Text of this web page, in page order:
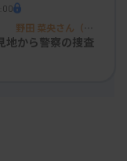
と、所属施設で
ってきました。
してもなかな
わらない現実に
野田 菜央さん（神
主任研究員）
地から警察の捜査